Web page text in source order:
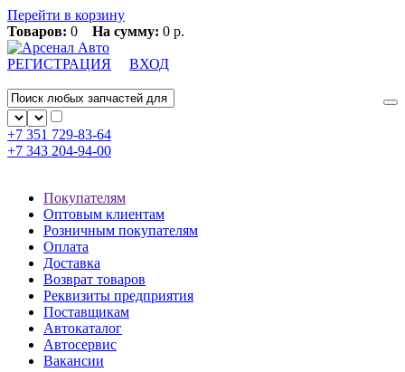
Перейти в корзину
Товаров: 0 На сумму: 0 р.
РЕГИСТРАЦИЯ ВХОД
+7 351 729-83-64
+7 343 204-94-00
Покупателям
Оптовым клиентам
Розничным покупателям
Оплата
Доставка
Возврат товаров
Реквизиты предприятия
Поставщикам
Автокаталог
Автосервис
Вакансии